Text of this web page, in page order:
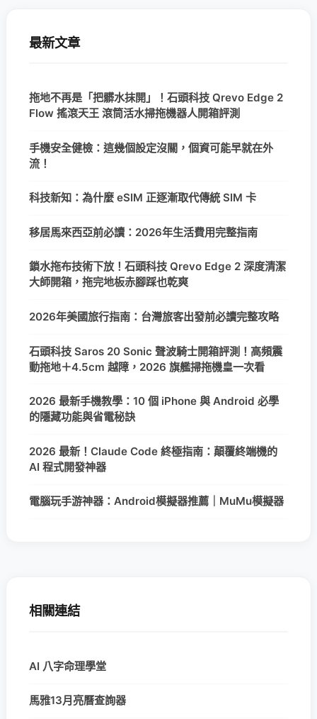
最新文章
拖地不再是「把髒水抹開」！石頭科技 Qrevo Edge 2
Flow 搖滾天王 滾筒活水掃拖機器人開箱評測
手機安全健檢：這幾個設定沒關，個資可能早就在外
流！
科技新知：為什麼 eSIM 正逐漸取代傳統 SIM 卡
移居馬來西亞前必讀：2026年生活費用完整指南
鎖水拖布技術下放！石頭科技 Qrevo Edge 2 深度清潔
大師開箱，拖完地板赤腳踩也乾爽
2026年美國旅行指南：台灣旅客出發前必讀完整攻略
石頭科技 Saros 20 Sonic 聲波騎士開箱評測！高頻震
動拖地＋4.5cm 越障，2026 旗艦掃拖機皇一次看
2026 最新手機教學：10 個 iPhone 與 Android 必學
的隱藏功能與省電秘訣
2026 最新！Claude Code 終極指南：顛覆終端機的
AI 程式開發神器
電腦玩手游神器：Android模擬器推薦｜MuMu模擬器
相關連結
AI 八字命理學堂
馬雅13月亮曆查詢器